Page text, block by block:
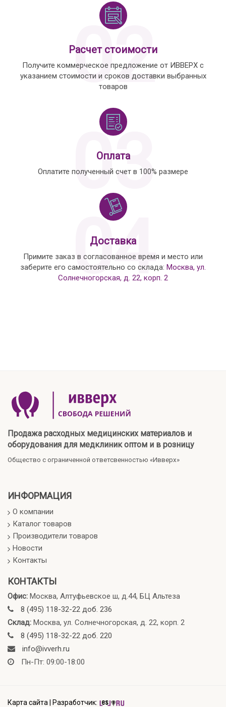
02
Расчет стоимости
Получите коммерческое предложение от ИВВЕРХ с
указанием стоимости и сроков доставки выбранных
товаров
03
Оплата
Оплатите полученный счет в 100% размере
04
Доставка
Примите заказ в согласованное время и место или
заберите его самостоятельно со склада: Москва, ул.
Солнечногорская, д. 22, корп. 2
Продажа расходных медицинских материалов и
оборудования для медклиник оптом и в розницу
Общество с ограниченной ответсвенностью «Ивверх»
ИНФОРМАЦИЯ
О компании
Каталог товаров
Производители товаров
Новости
Контакты
КОНТАКТЫ
Офис: Москва, Алтуфьевское ш, д.44, БЦ Альтеза
8 (495) 118-32-22 доб. 236
Склад: Москва, ул. Солнечногорская, д. 22, корп. 2
8 (495) 118-32-22 доб. 220
info@ivverh.ru
Пн-Пт: 09:00-18:00
Карта сайта Разработчик: